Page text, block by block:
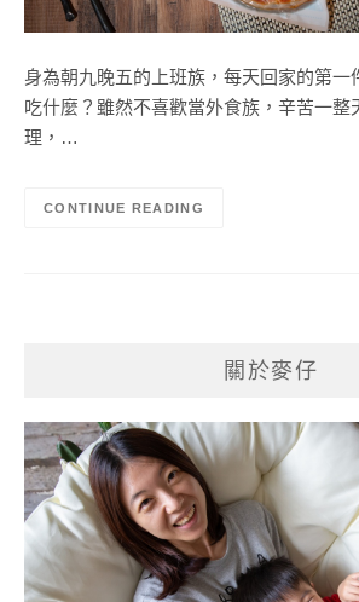
身為朝九晚五的上班族，每天回家的第一
吃什麼？雖然不喜歡當外食族，辛苦一整
理，…
CONTINUE READING
關於麥仔